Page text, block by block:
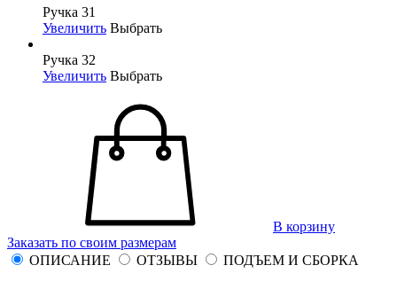
Ручка 31
Увеличить Выбрать
Ручка 32
Увеличить Выбрать
В корзину
Заказать по своим размерам
ОПИСАНИЕ
ОТЗЫВЫ
ПОДЪЕМ И СБОРКА